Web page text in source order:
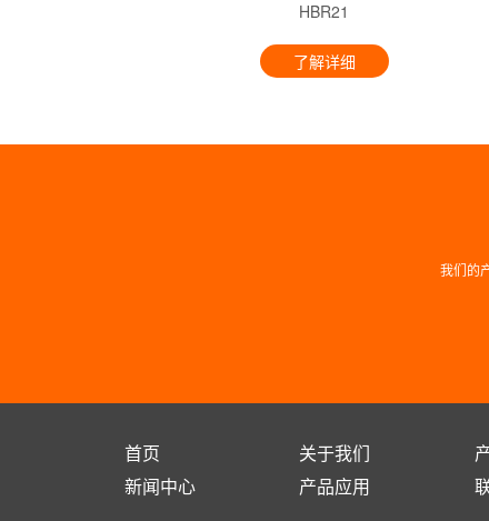
HBR21
了解详细
我们的
首页 关于我们
新闻中心
产品应用